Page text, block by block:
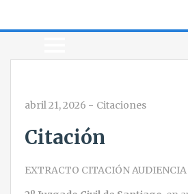
abril 21, 2026 - Citaciones
Citación
EXTRACTO CITACIÓN